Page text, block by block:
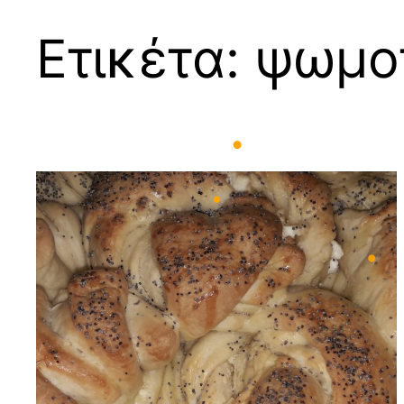
•
•
•
Ετικέτα: